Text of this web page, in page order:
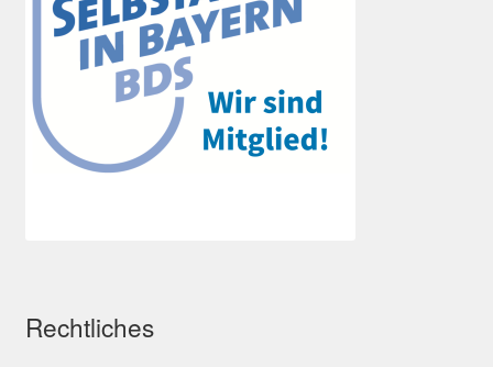
Rechtliches